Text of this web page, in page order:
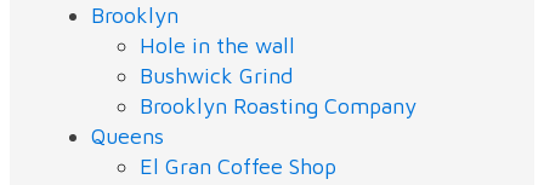
Brooklyn
Hole in the wall
Bushwick Grind
Brooklyn Roasting Company
Queens
El Gran Coffee Shop